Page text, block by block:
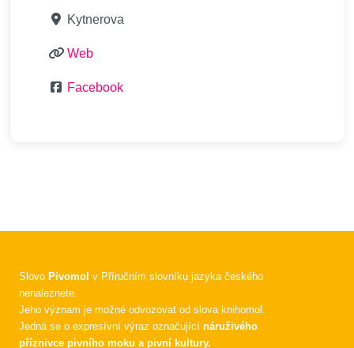
Kytnerova
Web
Facebook
Slovo Pivomol v Příručním slovníku jazyka českého
nenaleznete.
Jeho význam je možné odvozovat od slova knihomol.
Jedná se o expresívní výraz označující náruživého
příznivce pivního moku a pivní kultury.